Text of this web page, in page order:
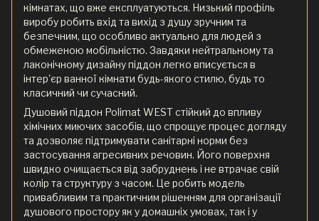
кімнатах, що вже експлуатуються. Низький профіль
виробу робить вхід та вихід з душу зручним та
безпечним, що особливо актуально для людей з
обмеженою мобільністю. Завдяки нейтральному та
лаконічному дизайну піддон легко вписується в
інтер'єр ванної кімнати будь-якого стилю, будь то
класичний чи сучасний.
Душовий піддон Polimat WEST стійкий до впливу
хімічних миючих засобів, що спрощує процес догляду
та дозволяє підтримувати санітарні норми без
застосування агресивних речовин. Його поверхня
швидко очищається від забруднень і не втрачає свій
колір та структуру з часом. Це робить модель
привабливим та практичним рішенням для організації
душового простору як у домашніх умовах, так і у